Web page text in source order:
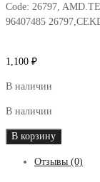
Code: 26797,
96407485
1,100 ₽
В наличии
В наличии
Количество
Наконечник
В корзину
Отзывы (0)